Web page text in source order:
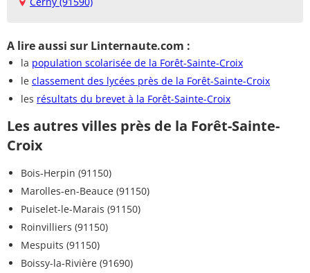
A lire aussi sur Linternaute.com :
la population scolarisée de la Forêt-Sainte-Croix
le classement des lycées près de la Forêt-Sainte-Croix
les résultats du brevet à la Forêt-Sainte-Croix
Les autres villes près de la Forêt-Sainte-
Croix
Bois-Herpin (91150)
Marolles-en-Beauce (91150)
Puiselet-le-Marais (91150)
Roinvilliers (91150)
Mespuits (91150)
Boissy-la-Rivière (91690)